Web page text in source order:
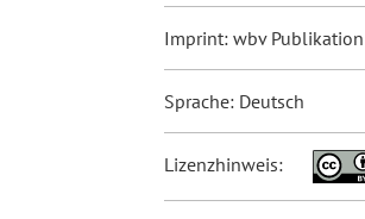
Imprint: wbv Publikation
Sprache: Deutsch
Lizenzhinweis: